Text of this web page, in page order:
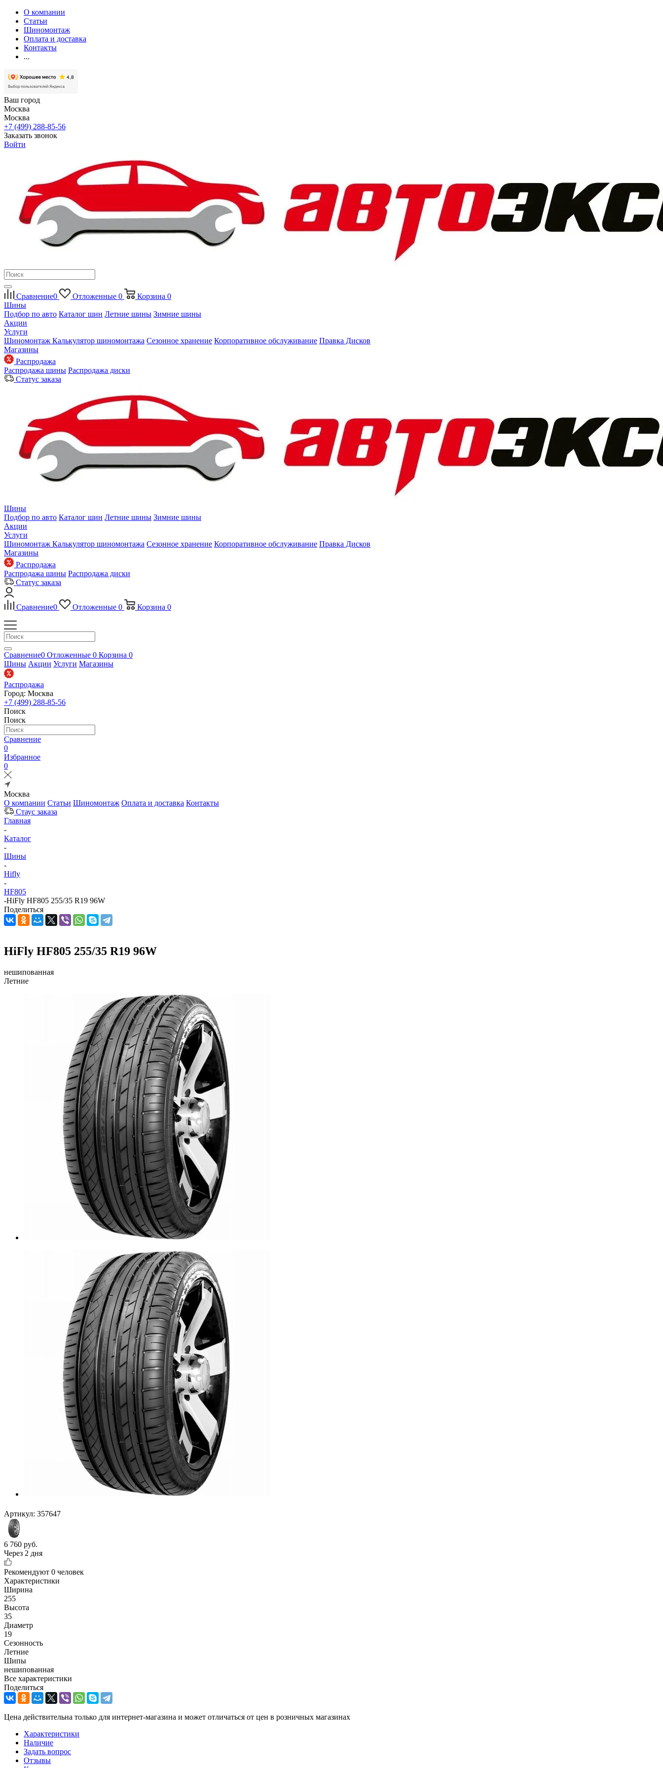
О компании
Статьи
Шиномонтаж
Оплата и доставка
Контакты
...
Ваш город
Москва
Москва
+7 (499) 288-85-56
Заказать звонок
Войти
Сравнение0 Отложенные 0 Корзина 0
Шины
Подбор по авто Каталог шин Летние шины Зимние шины
Акции
Услуги
Шиномонтаж Калькулятор шиномонтажа Сезонное хранение Корпоративное обслуживание Правка Дисков
Магазины
Распродажа
Распродажа шины Распродажа диски
Статус заказа
Шины
Подбор по авто Каталог шин Летние шины Зимние шины
Акции
Услуги
Шиномонтаж Калькулятор шиномонтажа Сезонное хранение Корпоративное обслуживание Правка Дисков
Магазины
Распродажа
Распродажа шины Распродажа диски
Статус заказа
Сравнение0 Отложенные 0 Корзина 0
Сравнение0 Отложенные 0 Корзина 0
Шины Акции Услуги Магазины
Распродажа
Город: Москва
+7 (499) 288-85-56
Поиск
Поиск
Сравнение
0
Избранное
0
Москва
О компании Статьи Шиномонтаж Оплата и доставка Контакты
Стаус заказа
Главная
-
Каталог
-
Шины
-
Hifly
-
HF805
-HiFly HF805 255/35 R19 96W
Поделиться
HiFly HF805 255/35 R19 96W
нешипованная
Летние
Артикул: 357647
6 760 руб.
Через 2 дня
Рекомендуют 0 человек
Характеристики
Ширина
255
Высота
35
Диаметр
19
Сезонность
Летние
Шипы
нешипованная
Все характеристики
Поделиться
Цена действительна только для интернет-магазина и может отличаться от цен в розничных магазинах
Характеристики
Наличие
Задать вопрос
Отзывы